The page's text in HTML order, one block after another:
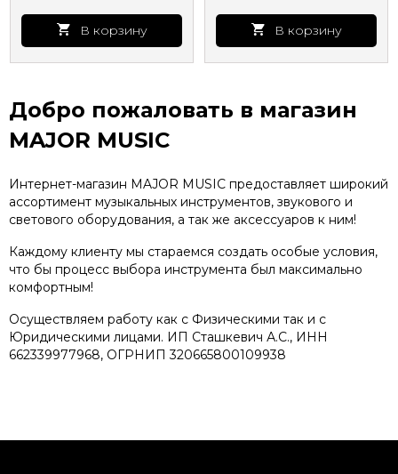
В корзину В корзину
Добро пожаловать в магазин
MAJOR MUSIC
Интернет-магазин MAJOR MUSIC предоставляет широкий
ассортимент музыкальных инструментов, звукового и
светового оборудования, а так же аксессуаров к ним!
Каждому клиенту мы стараемся создать особые условия,
что бы процесс выбора инструмента был максимально
комфортным!
Осуществляем работу как с Физическими так и с
Юридическими лицами. ИП Сташкевич А.С., ИНН
662339977968, ОГРНИП 320665800109938